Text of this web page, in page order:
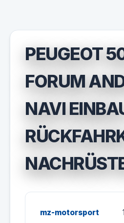
PEUGEOT
FORUM
NAVI
mz-motorsport